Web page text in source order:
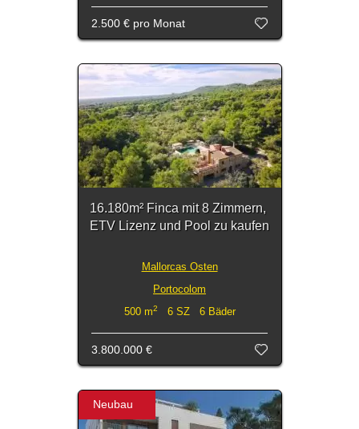
2.500 € pro Monat
16.180m² Finca mit 8 Zimmern,
ETV Lizenz und Pool zu kaufen
Mallorcas Osten
Portocolom
500 m2 6 SZ 6 Bäder
3.800.000 €
Neubau